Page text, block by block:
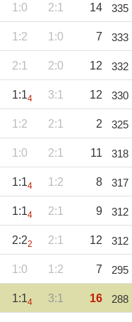
1:0 2:1 14 335
1:2 1:0 7 333
2:1 2:0 12 332
1:14 3:1 12 330
1:2 2:1 2 325
1:0 2:1 11 318
1:14 1:2 8 317
1:14 2:1 9 312
2:22 2:1 12 312
1:0 1:2 7 295
1:14 3:1 16 288